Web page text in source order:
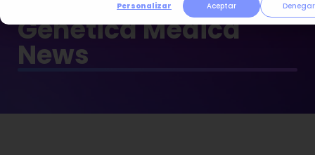
Personalizar
Aceptar Denegar
Genética Médica
News